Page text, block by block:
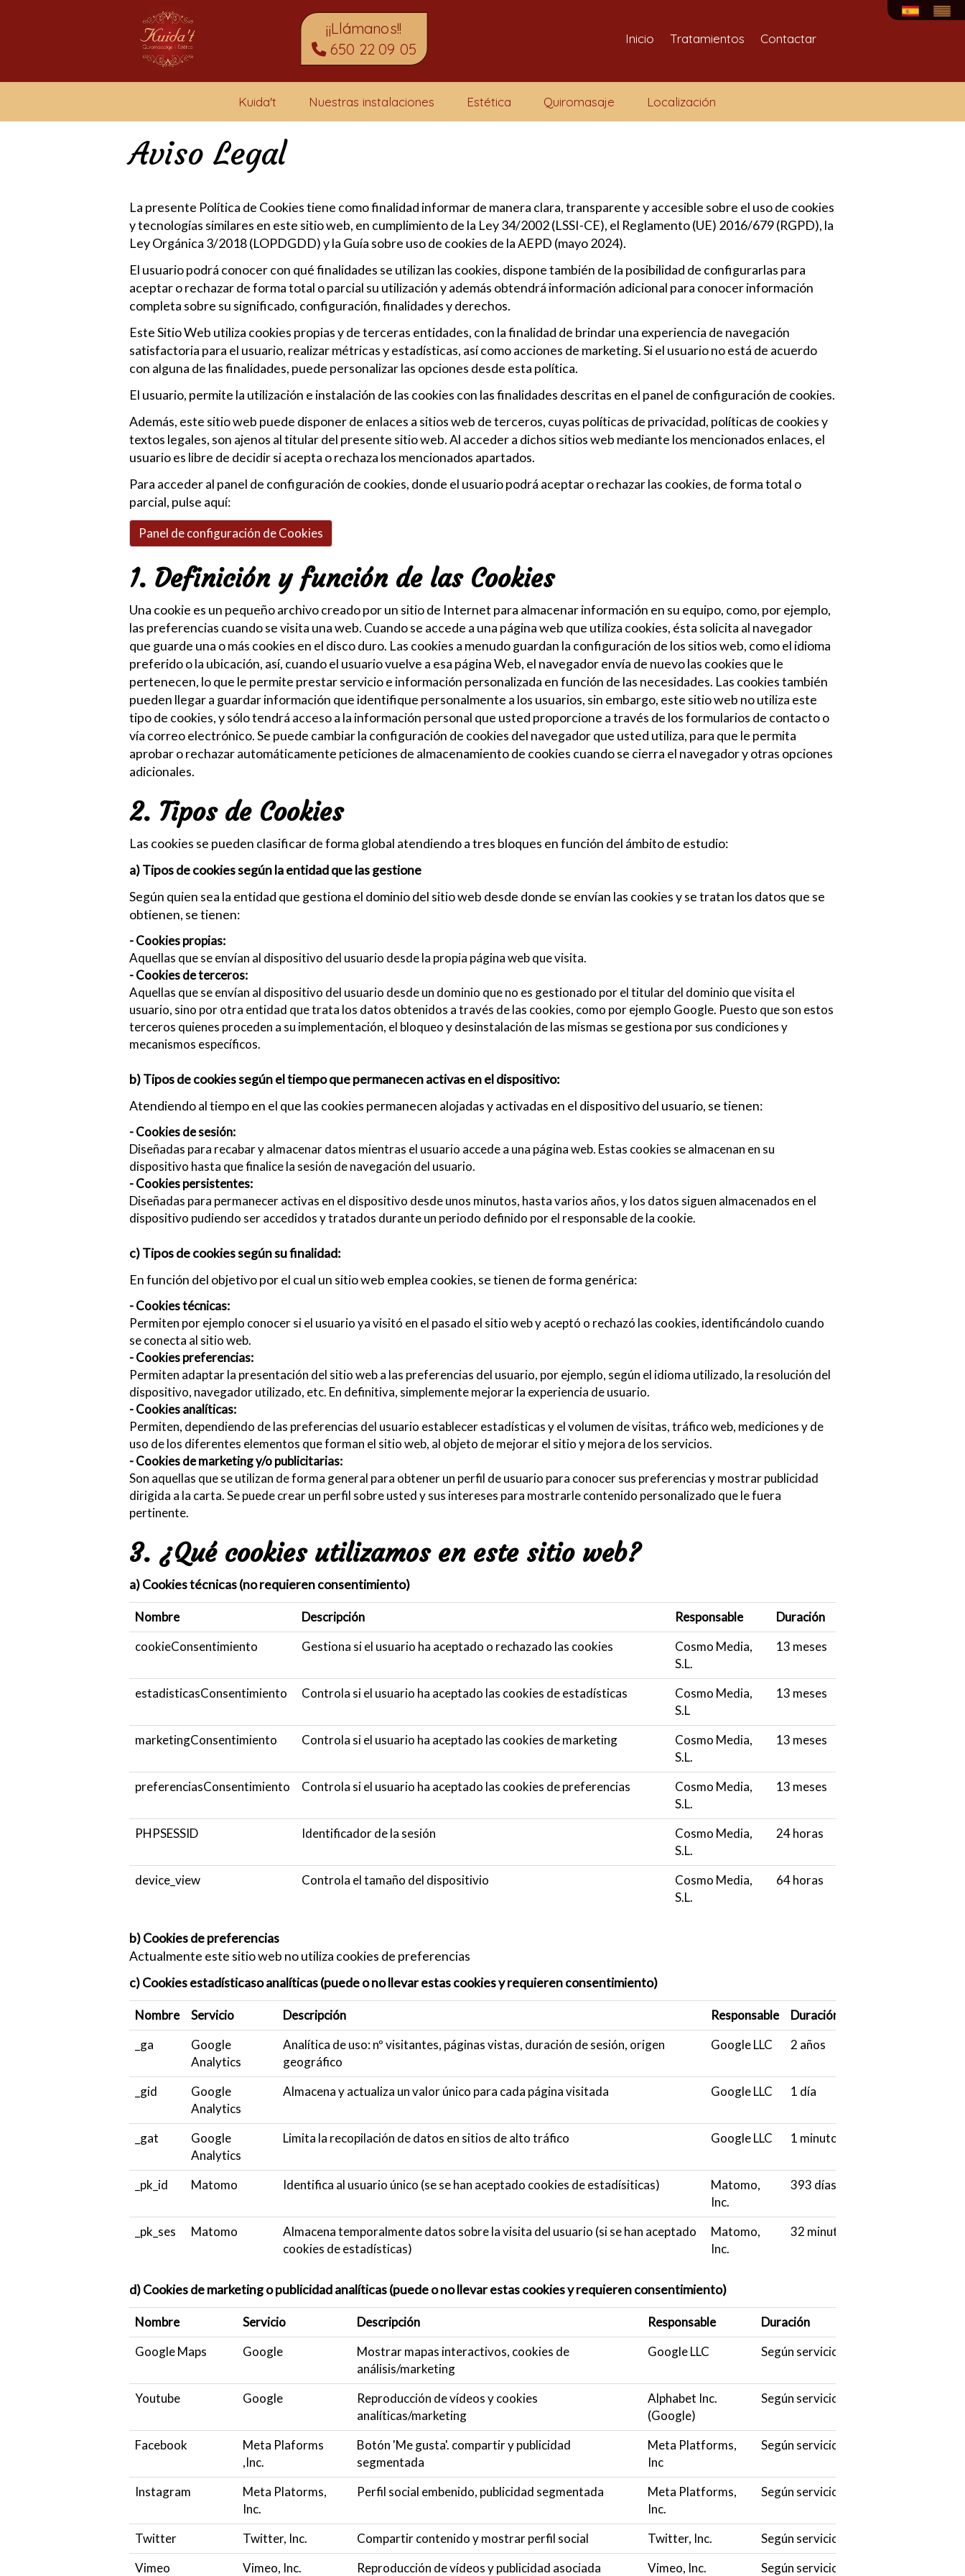
¡¡Llámanos!!
650 22 09 05
Inicio Tratamientos Contactar
Kuida't Nuestras instalaciones Estética Quiromasaje Localización
Aviso Legal
La presente Política de Cookies tiene como finalidad informar de manera clara, transparente y accesible sobre el uso de cookies
y tecnologías similares en este sitio web, en cumplimiento de la Ley 34/2002 (LSSI-CE), el Reglamento (UE) 2016/679 (RGPD), la
Ley Orgánica 3/2018 (LOPDGDD) y la Guía sobre uso de cookies de la AEPD (mayo 2024).
El usuario podrá conocer con qué finalidades se utilizan las cookies, dispone también de la posibilidad de configurarlas para
aceptar o rechazar de forma total o parcial su utilización y además obtendrá información adicional para conocer información
completa sobre su significado, configuración, finalidades y derechos.
Este Sitio Web utiliza cookies propias y de terceras entidades, con la finalidad de brindar una experiencia de navegación
satisfactoria para el usuario, realizar métricas y estadísticas, así como acciones de marketing. Si el usuario no está de acuerdo
con alguna de las finalidades, puede personalizar las opciones desde esta política.
El usuario, permite la utilización e instalación de las cookies con las finalidades descritas en el panel de configuración de cookies.
Además, este sitio web puede disponer de enlaces a sitios web de terceros, cuyas políticas de privacidad, políticas de cookies y
textos legales, son ajenos al titular del presente sitio web. Al acceder a dichos sitios web mediante los mencionados enlaces, el
usuario es libre de decidir si acepta o rechaza los mencionados apartados.
Para acceder al panel de configuración de cookies, donde el usuario podrá aceptar o rechazar las cookies, de forma total o
parcial, pulse aquí:
Panel de configuración de Cookies
1. Definición y función de las Cookies
Una cookie es un pequeño archivo creado por un sitio de Internet para almacenar información en su equipo, como, por ejemplo,
las preferencias cuando se visita una web. Cuando se accede a una página web que utiliza cookies, ésta solicita al navegador
que guarde una o más cookies en el disco duro. Las cookies a menudo guardan la configuración de los sitios web, como el idioma
preferido o la ubicación, así, cuando el usuario vuelve a esa página Web, el navegador envía de nuevo las cookies que le
pertenecen, lo que le permite prestar servicio e información personalizada en función de las necesidades. Las cookies también
pueden llegar a guardar información que identifique personalmente a los usuarios, sin embargo, este sitio web no utiliza este
tipo de cookies, y sólo tendrá acceso a la información personal que usted proporcione a través de los formularios de contacto o
vía correo electrónico. Se puede cambiar la configuración de cookies del navegador que usted utiliza, para que le permita
aprobar o rechazar automáticamente peticiones de almacenamiento de cookies cuando se cierra el navegador y otras opciones
adicionales.
2. Tipos de Cookies
Las cookies se pueden clasificar de forma global atendiendo a tres bloques en función del ámbito de estudio:
a) Tipos de cookies según la entidad que las gestione
Según quien sea la entidad que gestiona el dominio del sitio web desde donde se envían las cookies y se tratan los datos que se
obtienen, se tienen:
- Cookies propias:
Aquellas que se envían al dispositivo del usuario desde la propia página web que visita.
- Cookies de terceros:
Aquellas que se envían al dispositivo del usuario desde un dominio que no es gestionado por el titular del dominio que visita el
usuario, sino por otra entidad que trata los datos obtenidos a través de las cookies, como por ejemplo Google. Puesto que son estos
terceros quienes proceden a su implementación, el bloqueo y desinstalación de las mismas se gestiona por sus condiciones y
mecanismos específicos.
b) Tipos de cookies según el tiempo que permanecen activas en el dispositivo:
Atendiendo al tiempo en el que las cookies permanecen alojadas y activadas en el dispositivo del usuario, se tienen:
- Cookies de sesión:
Diseñadas para recabar y almacenar datos mientras el usuario accede a una página web. Estas cookies se almacenan en su
dispositivo hasta que finalice la sesión de navegación del usuario.
- Cookies persistentes:
Diseñadas para permanecer activas en el dispositivo desde unos minutos, hasta varios años, y los datos siguen almacenados en el
dispositivo pudiendo ser accedidos y tratados durante un periodo definido por el responsable de la cookie.
c) Tipos de cookies según su finalidad:
En función del objetivo por el cual un sitio web emplea cookies, se tienen de forma genérica:
- Cookies técnicas:
Permiten por ejemplo conocer si el usuario ya visitó en el pasado el sitio web y aceptó o rechazó las cookies, identificándolo cuando
se conecta al sitio web.
- Cookies preferencias:
Permiten adaptar la presentación del sitio web a las preferencias del usuario, por ejemplo, según el idioma utilizado, la resolución del
dispositivo, navegador utilizado, etc. En definitiva, simplemente mejorar la experiencia de usuario.
- Cookies analíticas:
Permiten, dependiendo de las preferencias del usuario establecer estadísticas y el volumen de visitas, tráfico web, mediciones y de
uso de los diferentes elementos que forman el sitio web, al objeto de mejorar el sitio y mejora de los servicios.
- Cookies de marketing y/o publicitarias:
Son aquellas que se utilizan de forma general para obtener un perfil de usuario para conocer sus preferencias y mostrar publicidad
dirigida a la carta. Se puede crear un perfil sobre usted y sus intereses para mostrarle contenido personalizado que le fuera
pertinente.
3. ¿Qué cookies utilizamos en este sitio web?
a) Cookies técnicas (no requieren consentimiento)
Nombre Descripción Responsable
Duración
cookieConsentimiento
Gestiona si el usuario ha aceptado o rechazado las cookies
Cosmo Media,
S.L.
13 meses
estadisticasConsentimiento Controla si el usuario ha aceptado las cookies de estadísticas
Cosmo Media,
S.L
13 meses
marketingConsentimiento Controla si el usuario ha aceptado las cookies de marketing
Cosmo Media,
S.L.
13 meses
preferenciasConsentimiento Controla si el usuario ha aceptado las cookies de preferencias
Cosmo Media,
S.L.
13 meses
PHPSESSID Identificador de la sesión
Cosmo Media,
S.L.
24 horas
device_view Controla el tamaño del dispositivio
Cosmo Media,
S.L.
64 horas
b) Cookies de preferencias
Actualmente este sitio web no utiliza cookies de preferencias
c) Cookies estadísticaso analíticas (puede o no llevar estas cookies y requieren consentimiento)
Nombre Servicio Descripción Responsable
Duración
_ga
Google
Analytics
Analítica de uso: nº visitantes, páginas vistas, duración de sesión, origen
geográfico
Google LLC 2 años
_gid
Google
Analytics
Almacena y actualiza un valor único para cada página visitada Google LLC 1 día
_gat
Google
Analytics
Limita la recopilación de datos en sitios de alto tráfico Google LLC 1 minuto
_pk_id Matomo Identifica al usuario único (se se han aceptado cookies de estadísiticas)
Matomo,
Inc.
393 días
_pk_ses Matomo
Almacena temporalmente datos sobre la visita del usuario (si se han aceptado
cookies de estadísticas)
Matomo,
Inc.
32 minutos
d) Cookies de marketing o publicidad analíticas (puede o no llevar estas cookies y requieren consentimiento)
Nombre Servicio Descripción Responsable
Duración
Google Maps
Google
Mostrar mapas interactivos, cookies de
análisis/marketing
Google LLC Según servicio
Youtube Google
Reproducción de vídeos y cookies
analíticas/marketing
Alphabet Inc.
(Google)
Según servicio
Facebook
Meta Plaforms
,Inc.
Botón 'Me gusta'. compartir y publicidad
segmentada
Meta Platforms,
Inc
Según servicio
Instagram
Meta Platorms,
Inc.
Perfil social embenido, publicidad segmentada
Meta Platforms,
Inc.
Según servicio
Twitter Twitter, Inc. Compartir contenido y mostrar perfil social Twitter, Inc.
Según servicio
Vimeo
Vimeo, Inc. Reproducción de vídeos y publicidad asociada Vimeo, Inc. Según servicio